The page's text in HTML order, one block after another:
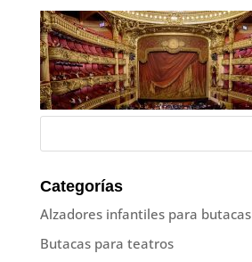
Categorías
Alzadores infantiles para butacas
Butacas para teatros